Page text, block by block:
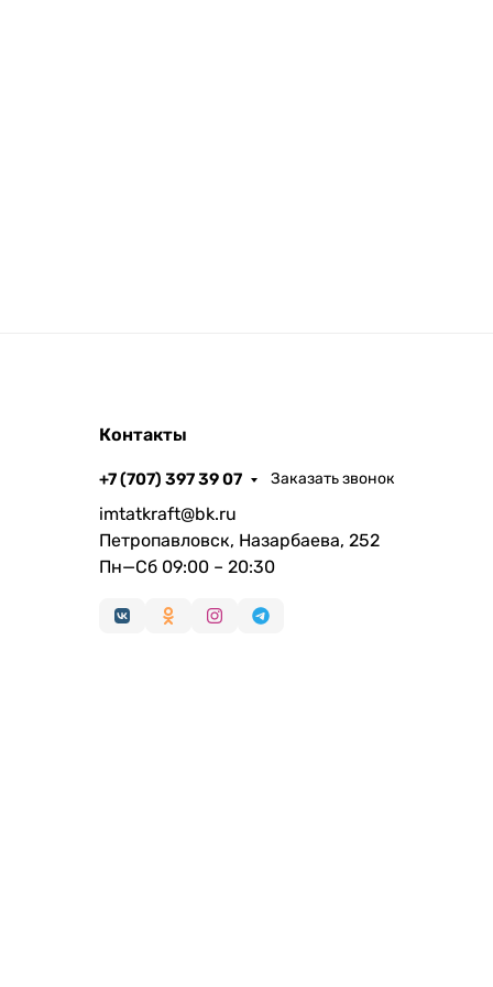
Контакты
+7 (707) 397 39 07 Заказать звонок
imtatkraft@bk.ru
Петропавловск, Назарбаева, 252
Пн—Сб 09:00 – 20:30